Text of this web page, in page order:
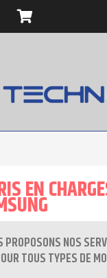
EN
PROPOSONS NOS
TOUS TYPES DE